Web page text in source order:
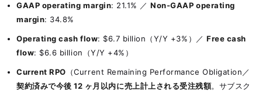
GAAP operating margin: 21.1% ／Non-GAAP operating
margin: 34.8%
Operating cash flow: $6.7 billion（Y/Y +3%）／Free cash
flow: $6.6 billion（Y/Y +4%）
Current RPO （Current Remaining Performance Obligation／
契約済みで今後 12 ヶ月以内に売上計上される受注残額。サブスク